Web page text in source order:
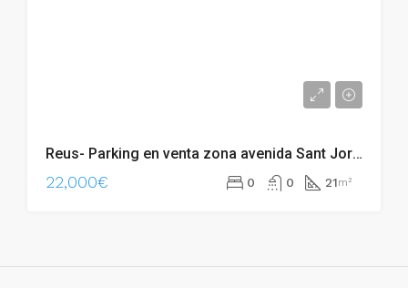
Reus- Parking en venta zona avenida Sant Jordi – 002.06274
22,000€ 0 0 21m²